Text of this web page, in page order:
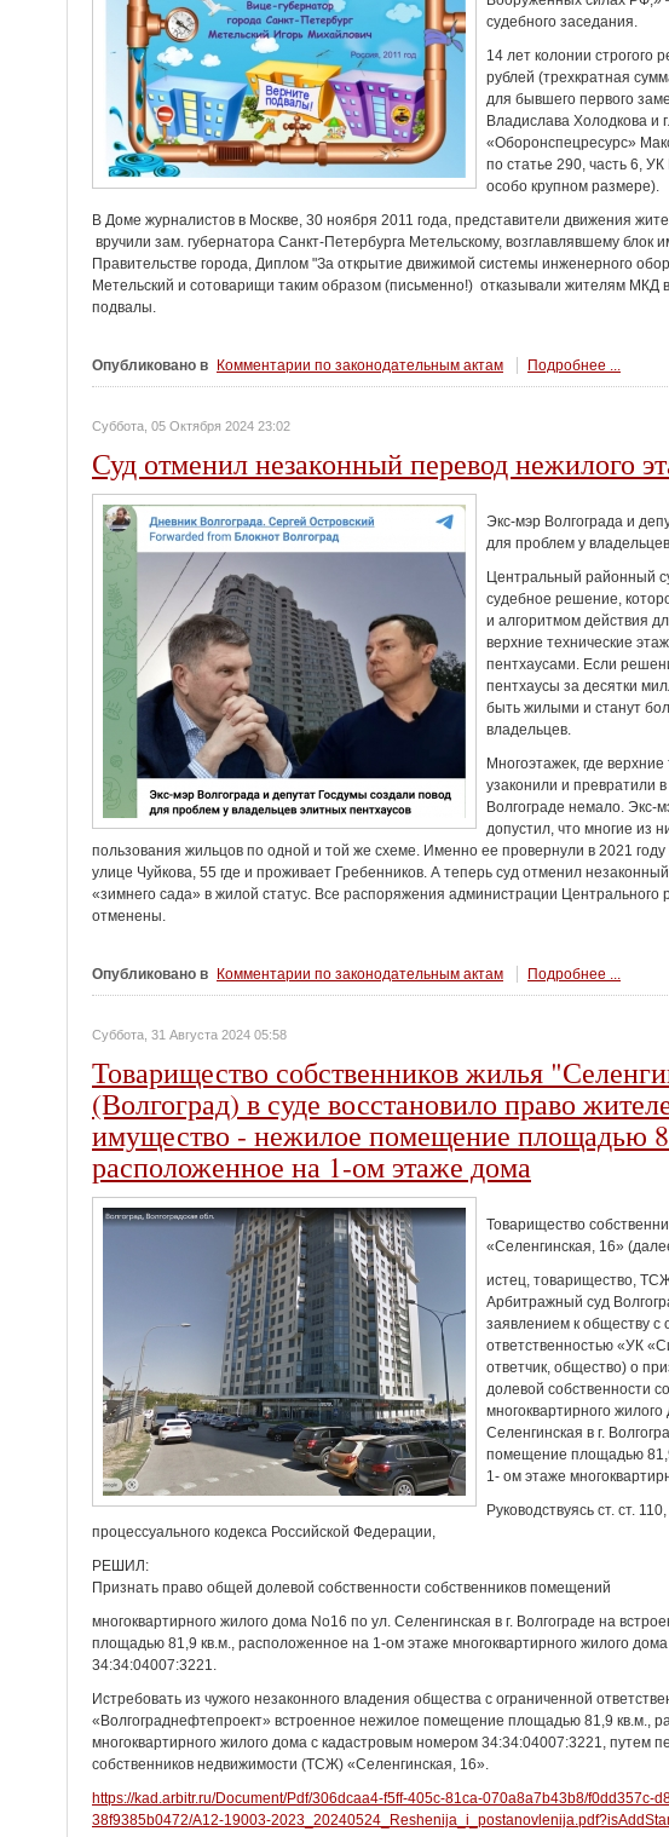
судебного заседания.
14 лет колонии
рублей (трехкратная
для бывшего первого
Владислава Холодкова и
«Оборонспецресурс»
по статье 290, часть 6,
особо крупном размере).
В Доме журналистов в Москве, 30 ноября 2011 года, представители движения
вручили зам. губернатора Санкт-Петербурга Метельскому, возглавлявшему блок
Правительстве города, Диплом "За открытие движимой системы инженерного
Метельский и сотоварищи таким образом (письменно!) отказывали жителям МКД
подвалы.
Опубликовано в Комментарии по законодательным актам Подробнее ...
Суббота, 05 Октября 2024 23:02
Суд отменил незаконный перевод нежилого
Экс-мэр Волгограда и
для проблем у
Центральный районный
судебное решение,
и алгоритмом действия
верхние технические
пентхаусами. Если
пентхаусы за десятки
быть жилыми и станут
владельцев.
Многоэтажек, где
узаконили и превратили
Волгограде немало. Экс-
допустил, что многие из
пользования жильцов по одной и той же схеме. Именно ее провернули в 2021 году
улице Чуйкова, 55 где и проживает Гребенников. А теперь суд отменил
«зимнего сада» в жилой статус. Все распоряжения администрации Центрального
отменены.
Опубликовано в Комментарии по законодательным актам Подробнее ...
Суббота, 31 Августа 2024 05:58
Товарищество собственников жилья
(Волгоград) в суде восстановило право
имущество - нежилое помещение площадью
расположенное на 1-ом этаже дома
Товарищество
«Селенгинская, 16»
истец, товарищество,
Арбитражный суд
заявлением к обществу с
ответственностью «УК
ответчик, общество) о
долевой собственности
многоквартирного
Селенгинская в г.
помещение площадью
1- ом этаже
Руководствуясь ст. ст.
процессуального кодекса Российской Федерации,
РЕШИЛ:
Признать право общей долевой собственности собственников помещений
многоквартирного жилого дома No16 по ул. Селенгинская в г. Волгограде на
площадью 81,9 кв.м., расположенное на 1-ом этаже многоквартирного жилого
34:34:04007:3221.
Истребовать из чужого незаконного владения общества с ограниченной
«Волгограднефтепроект» встроенное нежилое помещение площадью 81,9 кв.м.,
многоквартирного жилого дома с кадастровым номером 34:34:04007:3221, путем
собственников недвижимости (ТСЖ) «Селенгинская, 16».
https://kad.arbitr.ru/Document/Pdf/306dcaa4-f5ff-405c-81ca-070a8a7b43b8/f0dd357c-
38f9385b0472/A12-19003-